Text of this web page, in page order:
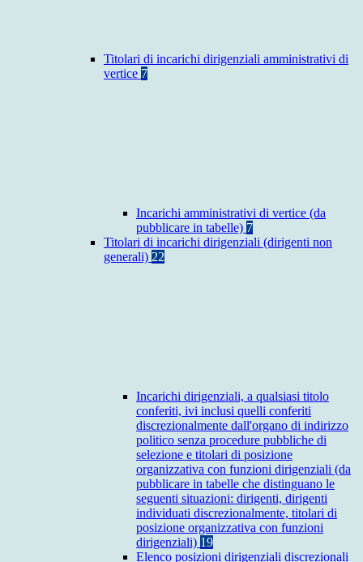
Titolari di incarichi dirigenziali amministrativi di
vertice 7
Incarichi amministrativi di vertice (da
pubblicare in tabelle) 7
Titolari di incarichi dirigenziali (dirigenti non
generali) 22
Incarichi dirigenziali, a qualsiasi titolo
conferiti, ivi inclusi quelli conferiti
discrezionalmente dall'organo di indirizzo
politico senza procedure pubbliche di
selezione e titolari di posizione
organizzativa con funzioni dirigenziali (da
pubblicare in tabelle che distinguano le
seguenti situazioni: dirigenti, dirigenti
individuati discrezionalmente, titolari di
posizione organizzativa con funzioni
dirigenziali) 19
Elenco posizioni dirigenziali discrezionali